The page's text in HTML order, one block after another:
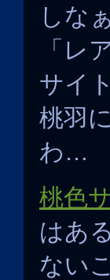
しな
「レ
サイ
桃羽
わ…
桃色
はあ
ない